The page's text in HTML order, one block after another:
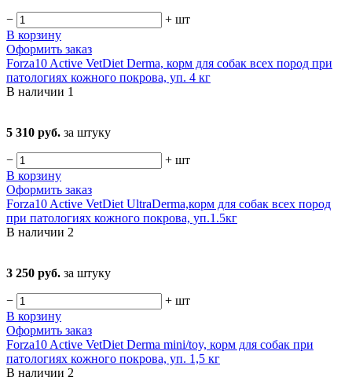
− + шт
В корзину
Оформить заказ
Forza10 Active VetDiet Derma, корм для собак всех пород при
патологиях кожного покрова, уп. 4 кг
В наличии 1
5 310 руб. за штуку
− + шт
В корзину
Оформить заказ
Forza10 Active VetDiet UltraDerma,корм для собак всех пород
при патологиях кожного покрова, уп.1.5кг
В наличии 2
3 250 руб. за штуку
− + шт
В корзину
Оформить заказ
Forza10 Active VetDiet Derma mini/toy, корм для собак при
патологиях кожного покрова, уп. 1,5 кг
В наличии 2